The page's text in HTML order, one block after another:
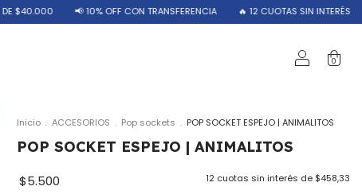
📢 10% OFF CON TRANSFERENCIA 🔥 12 CUOTAS SIN INTERÉS 🚀
0
Inicio . ACCESORIOS . Pop sockets . POP SOCKET ESPEJO | ANIMALITOS
POP SOCKET ESPEJO | ANIMALITOS
$5.500 12 cuotas sin interés de $458,33